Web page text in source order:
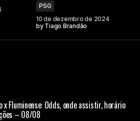
PSG
10 de dezembro de 2024
by Tiago Brandão
x Fluminense: Odds, onde assistir, horário
– 08/08